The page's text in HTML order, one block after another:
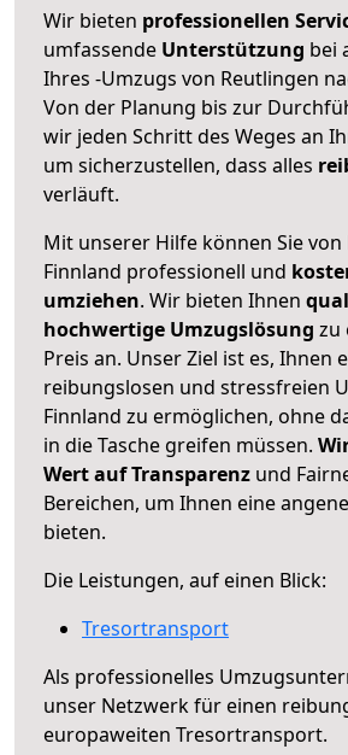
Wir bieten professionellen
umfassende Unterstützung bei
Ihres -Umzugs von Reutlingen
Von der Planung bis zur
wir jeden Schritt des Weges an
um sicherzustellen, dass alles
verläuft.
Mit unserer Hilfe können Sie
Finnland professionell und
umziehen. Wir bieten Ihnen
hochwertige Umzugslösung zu
Preis an. Unser Ziel ist es, Ihnen
reibungslosen und stressfreien
Finnland zu ermöglichen, ohne
in die Tasche greifen müssen.
Wert auf Transparenz und
Bereichen, um Ihnen eine
bieten.
Die Leistungen, auf einen Blick:
Tresortransport
Als professionelles
unser Netzwerk für einen
europaweiten Tresortransport.